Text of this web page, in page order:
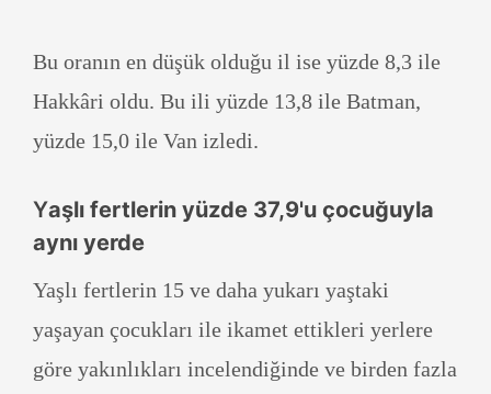
Bu oranın en düşük olduğu il ise yüzde 8,3 ile
Hakkâri oldu. Bu ili yüzde 13,8 ile Batman,
yüzde 15,0 ile Van izledi.
Yaşlı fertlerin yüzde 37,9'u çocuğuyla
aynı yerde
Yaşlı fertlerin 15 ve daha yukarı yaştaki
yaşayan çocukları ile ikamet ettikleri yerlere
göre yakınlıkları incelendiğinde ve birden fazla